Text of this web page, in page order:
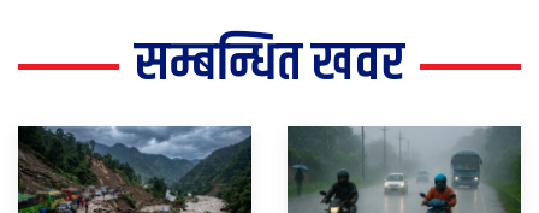
सम्बन्धित खवर